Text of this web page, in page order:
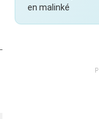
en malinké